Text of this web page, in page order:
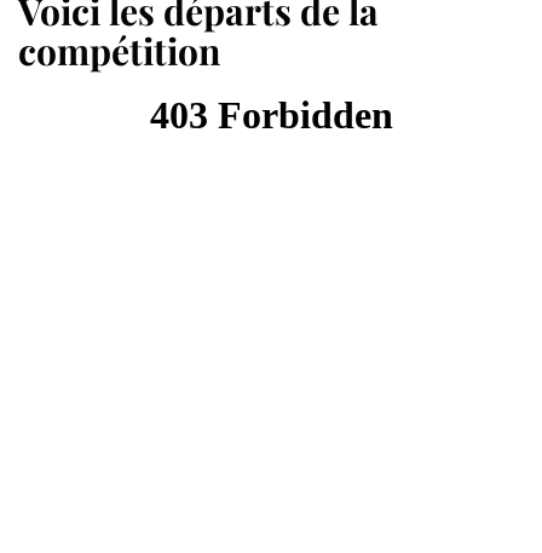
Voici les départs de la
compétition